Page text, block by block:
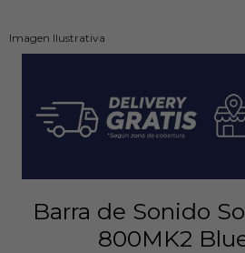
Imagen Ilustrativa
Barra de Sonido
800MK2